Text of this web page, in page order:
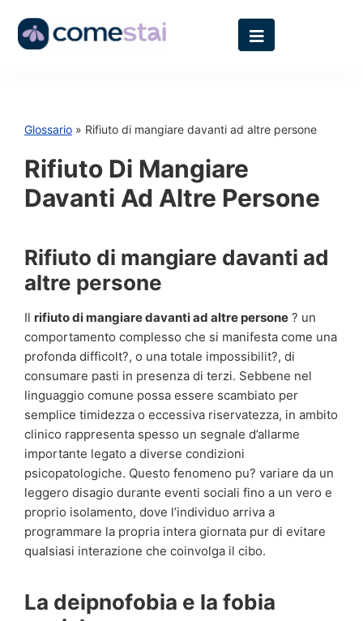
Glossario » Rifiuto di mangiare davanti ad altre persone
Rifiuto Di Mangiare
Davanti Ad Altre Persone
Rifiuto di mangiare davanti ad
altre persone
Il rifiuto di mangiare davanti ad altre persone ? un
comportamento complesso che si manifesta come una
profonda difficolt?, o una totale impossibilit?, di
consumare pasti in presenza di terzi. Sebbene nel
linguaggio comune possa essere scambiato per
semplice timidezza o eccessiva riservatezza, in ambito
clinico rappresenta spesso un segnale d’allarme
importante legato a diverse condizioni
psicopatologiche. Questo fenomeno pu? variare da un
leggero disagio durante eventi sociali fino a un vero e
proprio isolamento, dove l’individuo arriva a
programmare la propria intera giornata pur di evitare
qualsiasi interazione che coinvolga il cibo.
La deipnofobia e la fobia